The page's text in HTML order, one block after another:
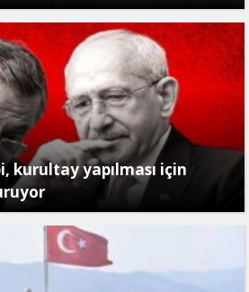
kurultay yapılması için